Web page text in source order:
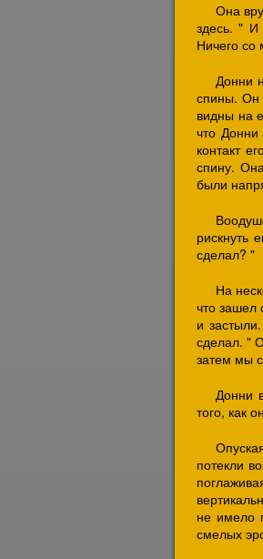
Она
здесь. " И
Ничего со
Донни
спины. Он
видны на
что Донни
контакт
спину.
были
рискнуть
сделал? "
На
что зашел
и
сделал. "
затем мы
Донни
того, как
потекли
не имело
смелых